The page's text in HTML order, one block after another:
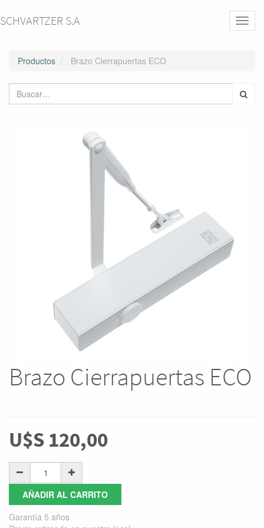
SCHVARTZER S.A
Productos Brazo Cierrapuertas ECO
Brazo Cierrapuertas ECO
U$S 120,00
AÑADIR AL CARRITO
Garantía 5 años